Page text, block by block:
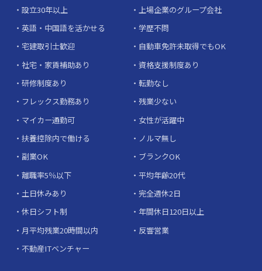
設立30年以上
上場企業のグループ会社
英語・中国語を活かせる
学歴不問
宅建取引士歓迎
自動車免許未取得でもOK
社宅・家賃補助あり
資格支援制度あり
研修制度あり
転勤なし
フレックス勤務あり
残業少ない
マイカー通勤可
女性が活躍中
扶養控除内で働ける
ノルマ無し
副業OK
ブランクOK
離職率5％以下
平均年齢20代
土日休みあり
完全週休2日
休日シフト制
年間休日120日以上
月平均残業20時間以内
反響営業
不動産ITベンチャー